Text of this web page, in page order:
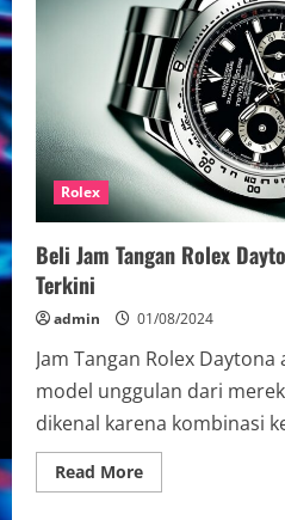
Tangan
Rolex
Lovers
Rolex
Beli Jam Tangan Rolex
Terkini
admin 01/08/2024
Jam Tangan Rolex
model unggulan dari
dikenal karena kombinasi
Read MoreRead
more